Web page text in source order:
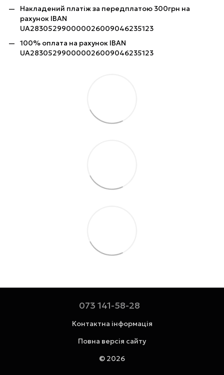
Накладений платіж за передплатою 300грн на
рахунок IBAN
UA283052990000026009046235123
100% оплата на рахунок IBAN
UA283052990000026009046235123
073 141-58-28
Контактна інформація
Повна версія сайту
© 2026